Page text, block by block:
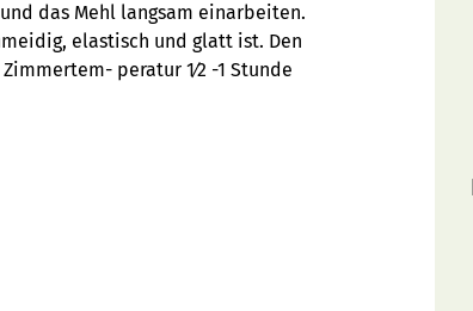
das Mehl langsam einarbeiten.
elastisch und glatt ist. Den
peratur 1⁄2 -1 Stunde